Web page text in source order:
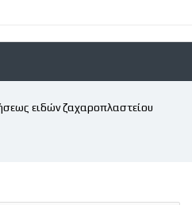
ειδών ζαχαροπλαστείου